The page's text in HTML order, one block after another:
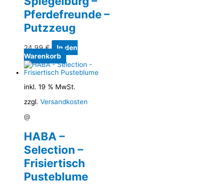
Pferdefreunde –
Putzzeug
24,99€
In den
Warenkorb
inkl. 19 % MwSt.
zzgl. Versandkosten
@
HABA –
Selection –
Frisiertisch
Pusteblume